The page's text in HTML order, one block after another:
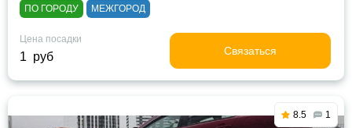
ПО ГОРОДУ МЕЖГОРОД
Цена посадки
1 руб Связаться
8.5 1